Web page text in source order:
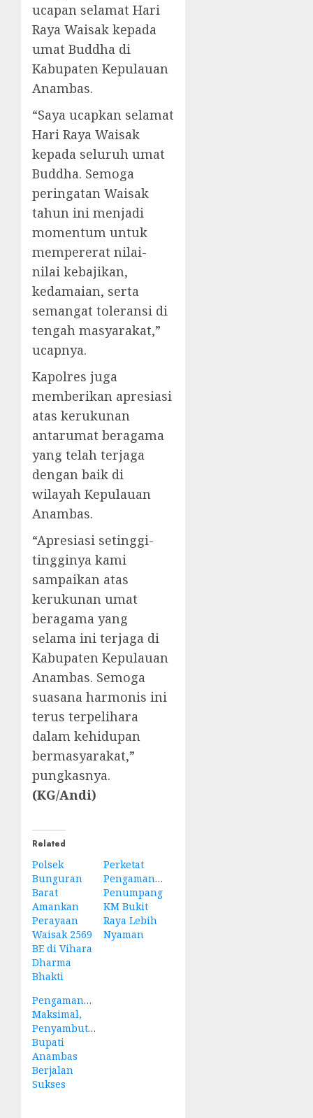
ucapan selamat Hari
Raya Waisak kepada
umat Buddha di
Kabupaten Kepulauan
Anambas.
“Saya ucapkan selamat
Hari Raya Waisak
kepada seluruh umat
Buddha. Semoga
peringatan Waisak
tahun ini menjadi
momentum untuk
mempererat nilai-
nilai kebajikan,
kedamaian, serta
semangat toleransi di
tengah masyarakat,”
ucapnya.
Kapolres juga
memberikan apresiasi
atas kerukunan
antarumat beragama
yang telah terjaga
dengan baik di
wilayah Kepulauan
Anambas.
“Apresiasi setinggi-
tingginya kami
sampaikan atas
kerukunan umat
beragama yang
selama ini terjaga di
Kabupaten Kepulauan
Anambas. Semoga
suasana harmonis ini
terus terpelihara
dalam kehidupan
bermasyarakat,”
pungkasnya.
(KG/Andi)
Related
Polsek
Bunguran
Barat
Amankan
Perayaan
Waisak 2569
BE di Vihara
Dharma
Bhakti
Perketat
Pengamanan,
Penumpang
KM Bukit
Raya Lebih
Nyaman
Pengamanan
Maksimal,
Penyambutan
Bupati
Anambas
Berjalan
Sukses